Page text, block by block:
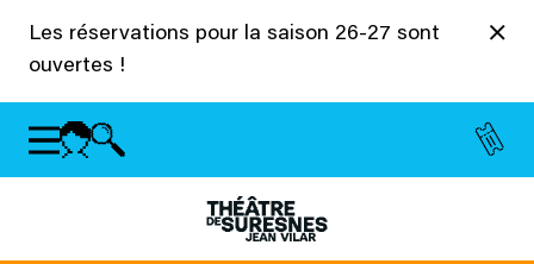
Les réservations pour la saison 26-27 sont
ouvertes !